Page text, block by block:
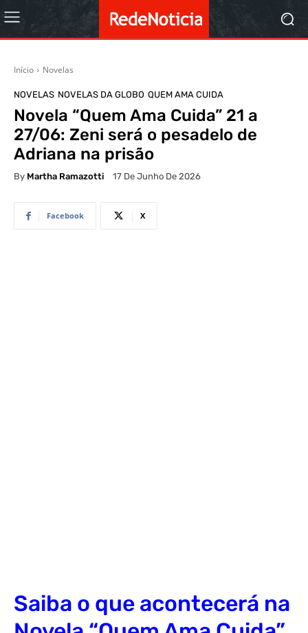
Início Novelas
NOVELAS NOVELAS DA GLOBO QUEM AMA CUIDA
Novela “Quem Ama Cuida” 21 a
27/06: Zeni será o pesadelo de
Adriana na prisão
By Martha Ramazotti 17 De Junho De 2026
Facebook X
Saiba o que acontecerá na